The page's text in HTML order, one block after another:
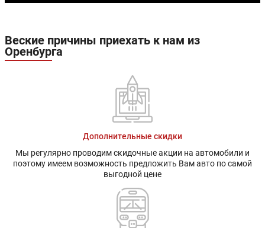
Веские причины приехать к нам из
Оренбурга
Дополнительные скидки
Мы регулярно проводим скидочные акции на автомобили и
поэтому имеем возможность предложить Вам авто по самой
выгодной цене